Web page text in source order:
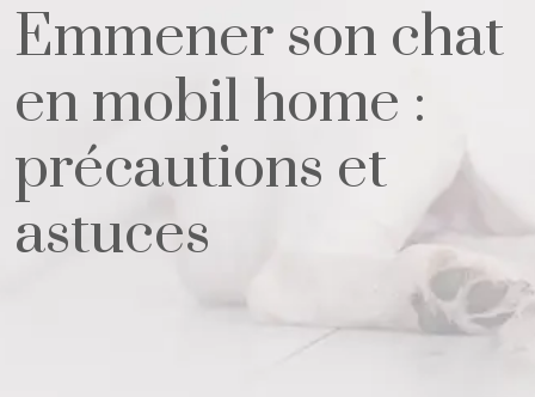
Emmener son chat
en mobil home :
précautions et
astuces